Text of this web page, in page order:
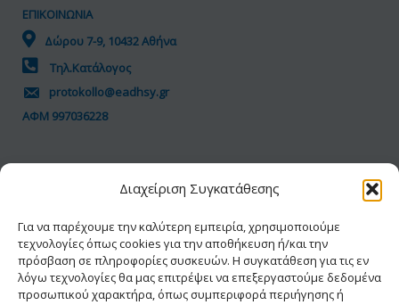
Διαχείριση Συγκατάθεσης
Για να παρέχουμε την καλύτερη εμπειρία, χρησιμοποιούμε
τεχνολογίες όπως cookies για την αποθήκευση ή/και την
πρόσβαση σε πληροφορίες συσκευών. Η συγκατάθεση για τις εν
λόγω τεχνολογίες θα μας επιτρέψει να επεξεργαστούμε δεδομένα
προσωπικού χαρακτήρα, όπως συμπεριφορά περιήγησης ή
ΕΠΙΚΟΙΝΩΝΙΑ
Δώρου 7-9, 10432 Αθήνα
Τηλ.Κατάλογος
protokollo@eadhsy.gr
ΑΦΜ 997036228
Προσωπικά Δεδομένα
Πολιτική Cookies
Δήλωση Προσβασιμότητας